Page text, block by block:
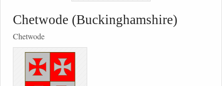
Chetwode (Buckinghamshire)
Chetwode